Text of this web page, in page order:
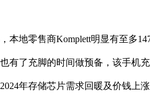
地零售商Komplett明显有至多
有了充脚的时间做预备，该手机
年存储芯片需求回暖及价钱上